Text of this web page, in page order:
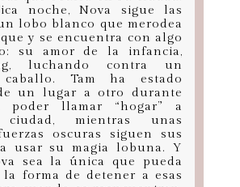
noche, Nova sigue las
lobo blanco que merodea
y se encuentra con algo
su amor de la infancia,
luchando contra un
caballo. Tam ha estado
un lugar a otro durante
poder llamar “hogar” a
ciudad, mientras unas
oscuras siguen sus
usar su magia lobuna. Y
sea la única que pueda
forma de detener a esas